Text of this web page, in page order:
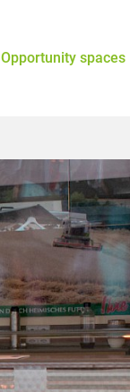
Opportunity spaces